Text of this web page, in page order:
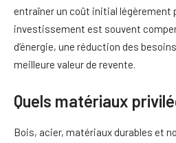
entraîner un coût initial légèrement
investissement est souvent
d’énergie, une réduction des
meilleure valeur de revente.
Quels matériaux
Bois, acier, matériaux durables et